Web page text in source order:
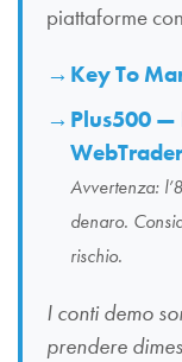
piattaforme
Key To
Plus500 —
WebTrader
Avvertenza:
denaro.
rischio.
I conti demo
prendere